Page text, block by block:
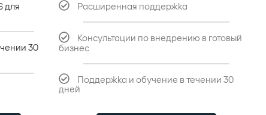
для
30
Расширенная поддержка
Консультации по внедрению в готовый
бизнес
Поддержка и обучение в течении 30
дней​